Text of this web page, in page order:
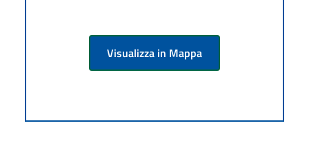
Visualizza in Mappa